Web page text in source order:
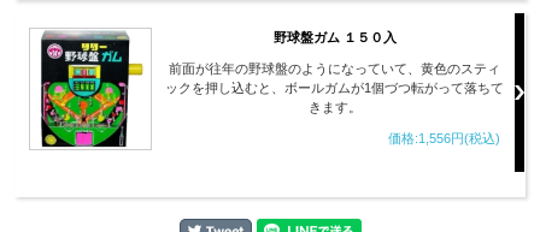
野球盤ガム １５０入
前面が往年の野球盤のようになっていて、黄色のスティ
ックを押し込むと、ボールガムが1個づつ転がって落ちて
きます。
価格:1,556円(税込)